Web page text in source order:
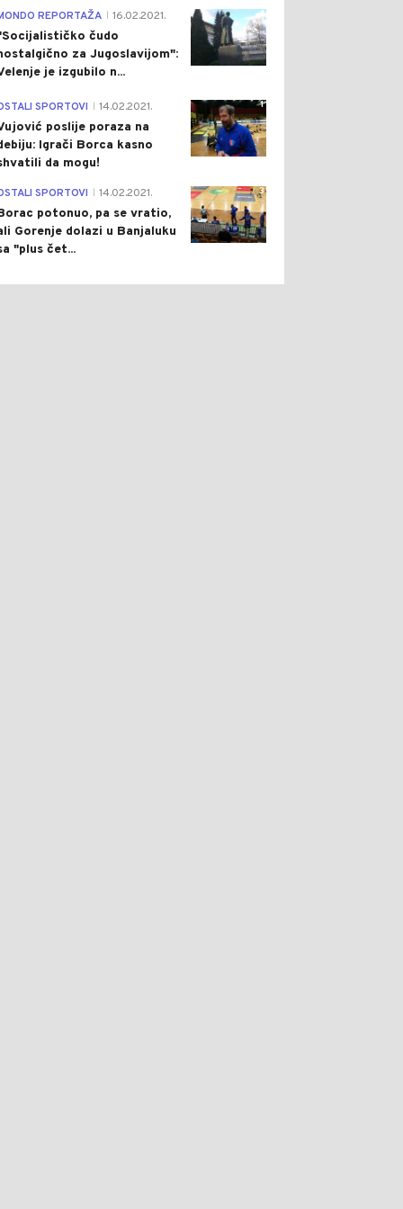
4
REPORTAŽA 16.02.2021.
čudo
za Jugoslavijom":
je izgubilo n...
1
SPORTOVI 14.02.2021.
poslije poraza na
Igrači Borca kasno
da mogu!
3
SPORTOVI 14.02.2021.
potonuo, pa se vratio,
Gorenje dolazi u Banjaluku
"plus čet...